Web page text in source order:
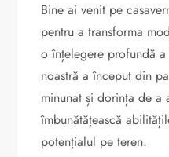
Bine ai venit pe
pentru a transforma
o înțelegere profundă a
noastră a început din
minunat și dorința de a
îmbunătățească
potențialul pe teren.